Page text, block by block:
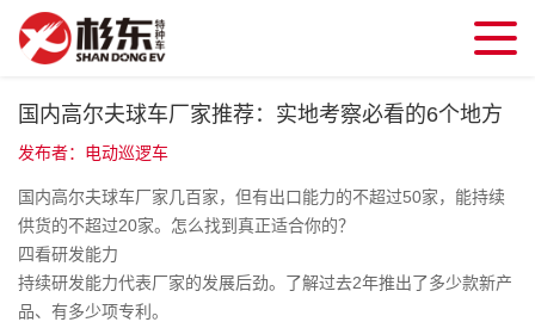
国内高尔夫球车厂家推荐：实地考察必看的6个地方
发布者：电动巡逻车
国内高尔夫球车厂家几百家，但有出口能力的不超过50家，能持续
供货的不超过20家。怎么找到真正适合你的？
四看研发能力
持续研发能力代表厂家的发展后劲。了解过去2年推出了多少款新产
品、有多少项专利。